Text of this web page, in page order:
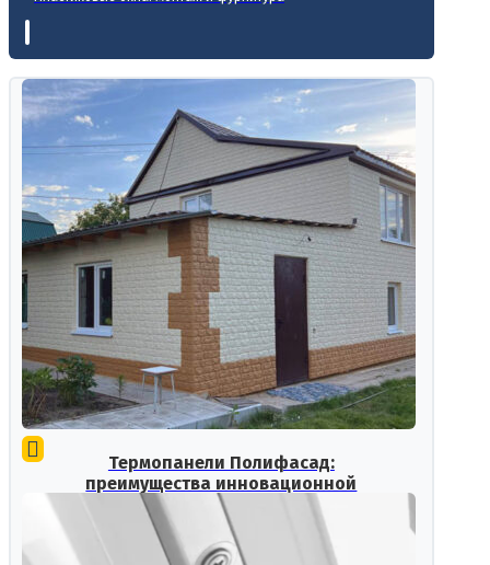
Термопанели Полифасад:
преимущества инновационной
фасадной системы